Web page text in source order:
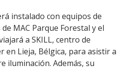
instalado con equipos de
MAC Parque Forestal y el
a SKILL, centro de
en Lieja, Bélgica, para asistir a
iluminación. Además, su